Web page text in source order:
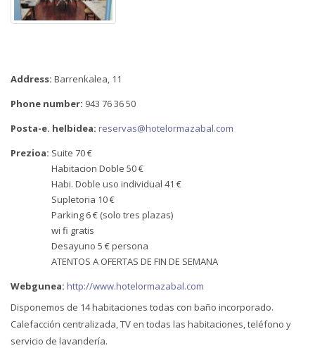
Address: Barrenkalea, 11
Phone number: 943 76 36 50
Posta-e. helbidea: reservas@hotelormazabal.com
Prezioa: Suite 70 €
Habitacion Doble 50 €
Habi. Doble uso individual 41 €
Supletoria 10 €
Parking 6 € (solo tres plazas)
wi fi gratis
Desayuno 5 € persona
ATENTOS A OFERTAS DE FIN DE SEMANA
Webgunea: http://www.hotelormazabal.com
Disponemos de 14 habitaciones todas con baño incorporado.
Calefacción centralizada, TV en todas las habitaciones, teléfono y
servicio de lavandería.